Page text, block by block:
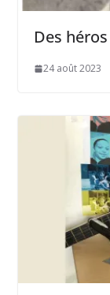
Des
24 août 2023